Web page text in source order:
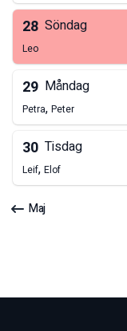
28 Söndag
Leo
29 Måndag
Petra, Peter
30 Tisdag
Leif, Elof
Maj